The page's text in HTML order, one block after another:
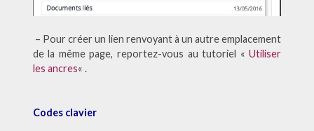
– Pour créer un lien renvoyant à un autre emplacement
de la même page, reportez-vous au tutoriel «Utiliser
les ancres« .
Codes clavier